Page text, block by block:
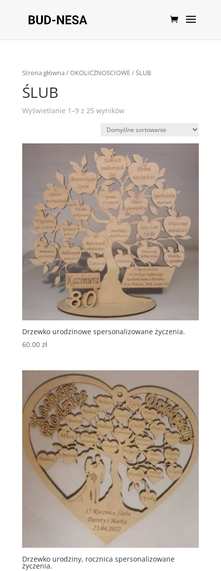
Strona główna /OKOLICZNOSCIOWE/ ŚLUB
ŚLUB
Wyświetlanie 1–9 z 25 wyników
Drzewko urodzinowe spersonalizowane życzenia.
60.00 zł
Drzewko urodziny, rocznica spersonalizowane
życzenia.